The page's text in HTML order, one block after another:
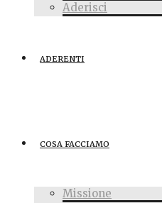
Aderisci
ADERENTI
COSA FACCIAMO
Missione